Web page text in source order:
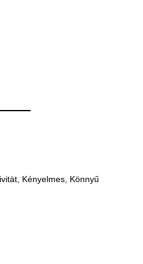
Kényelmes, Könnyű